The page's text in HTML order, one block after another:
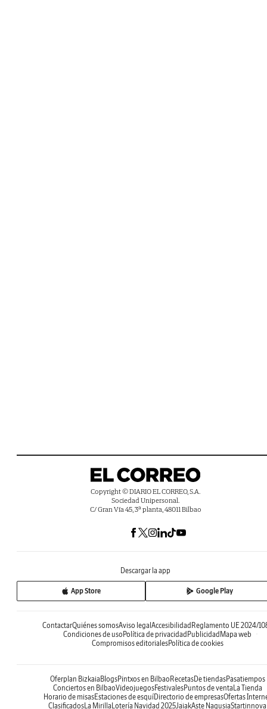
Copyright © DIARIO EL CORREO, S.A.
Sociedad Unipersonal.
C/ Gran Vía 45, 3ª planta, 48011 Bilbao
Descargar la app
App Store Google Play
ContactarQuiénes somosAviso legalAccesibilidadReglamento UE 2024/
Condiciones de usoPolítica de privacidadPublicidadMapa web
Compromisos editorialesPolítica de cookies
Oferplan BizkaiaBlogsPintxos en BilbaoRecetasDe tiendasPasatiempos
Conciertos en BilbaoVideojuegosFestivalesPuntos de ventaLa Tienda
Horario de misasEstaciones de esquíDirectorio de empresasOfertas
ClasificadosLa MirillaLotería Navidad 2025JaiakAste NagusiaStartinnova